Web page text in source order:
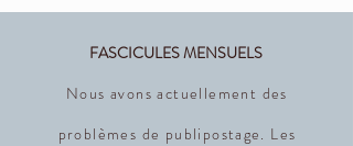
FASCICULES MENSUELS
Nous avons actuellement des
problèmes de publipostage. Les